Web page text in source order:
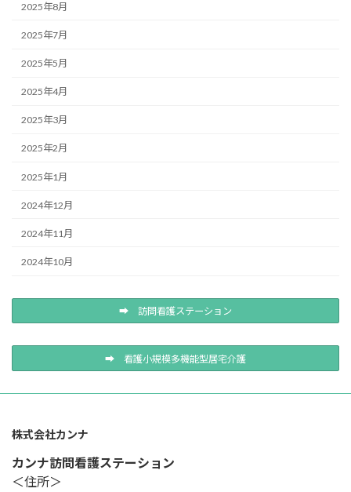
2025年8月
2025年7月
2025年5月
2025年4月
2025年3月
2025年2月
2025年1月
2024年12月
2024年11月
2024年10月
➡ 訪問看護ステーション
➡ 看護小規模多機能型居宅介護
株式会社カンナ
カンナ訪問看護ステーション
＜住所＞